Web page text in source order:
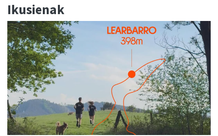
Ikusienak